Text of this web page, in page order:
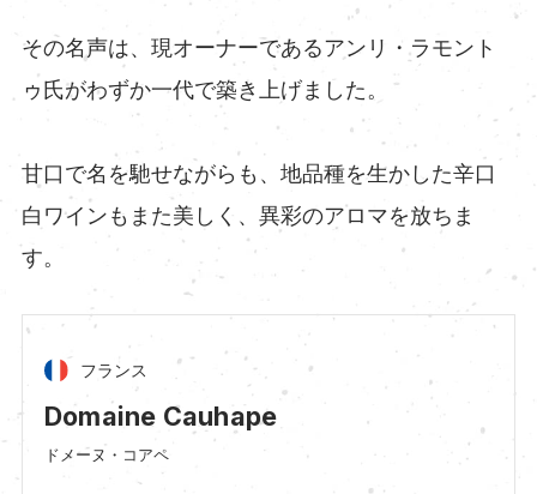
その名声は、現オーナーであるアンリ・ラモント
ゥ氏がわずか一代で築き上げました。
甘口で名を馳せながらも、地品種を生かした辛口
白ワインもまた美しく、異彩のアロマを放ちま
す。
フランス
Domaine Cauhape
ドメーヌ・コアペ